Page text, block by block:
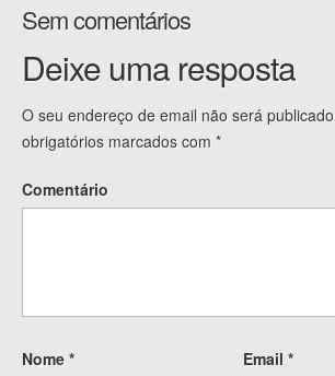
Sem comentários
Deixe uma resposta
O seu endereço de email não será
obrigatórios marcados com *
Comentário
Nome * Email *